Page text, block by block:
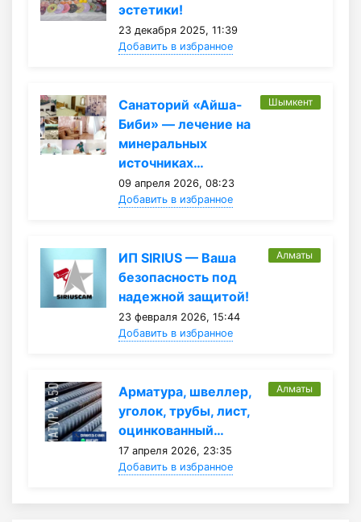
эстетики!
23 декабря 2025, 11:39
Добавить в избранное
Санаторий «Айша-
Биби» — лечение на
минеральных
источниках…
09 апреля 2026, 08:23
Добавить в избранное
Шымкент
ИП SIRIUS — Ваша
безопасность под
надежной защитой!
23 февраля 2026, 15:44
Добавить в избранное
Алматы
Арматура, швеллер,
уголок, трубы, лист,
оцинкованный…
17 апреля 2026, 23:35
Добавить в избранное
Алматы